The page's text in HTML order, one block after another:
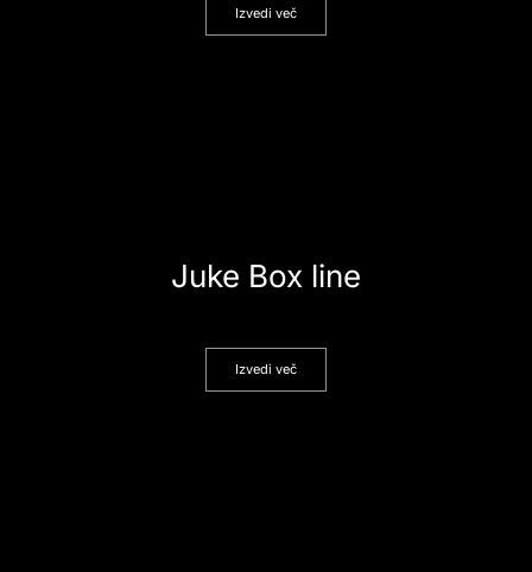
Izvedi več
Juke Box line
Izvedi več